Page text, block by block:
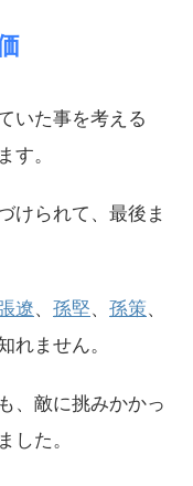
いた事を考える
す。
けられて、最後ま
遼、 孫堅、 孫策、
れません。
、敵に挑みかかっ
した。